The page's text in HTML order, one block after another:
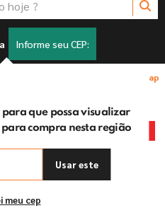
Informe seu CEP:
para que possa visualizar
compra nesta região
Usar este
meu cep
Impermeabilizante
-5%off
TERMOS MAIS BUSCADOS
1º tinta suvinil
3º massa corrida
massa acrilica